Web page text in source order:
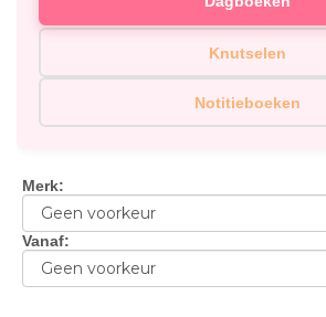
Knutselen
Notitieboeken
Merk:
Vanaf: